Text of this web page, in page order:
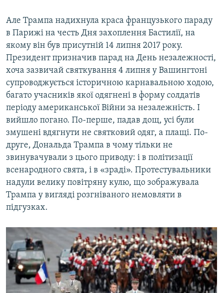
Але Трампа надихнула краса французького параду
в Парижі на честь Дня захоплення Бастилії, на
якому він був присутній 14 липня 2017 року.
Президент призначив парад на День незалежності,
хоча зазвичай святкування 4 липня у Вашингтоні
супроводжується історичною карнавальною ходою,
багато учасників якої одягнені в форму солдатів
періоду американської Війни за незалежність. І
вийшло погано. По-перше, падав дощ, усі були
змушені вдягнути не святковий одяг, а плащі. По-
друге, Дональда Трампа в чому тільки не
звинувачували з цього приводу: і в політизації
всенародного свята, і в «зраді». Протестувальники
надули велику повітряну кулю, що зображувала
Трампа у вигляді розгніваного немовляти в
підгузках.